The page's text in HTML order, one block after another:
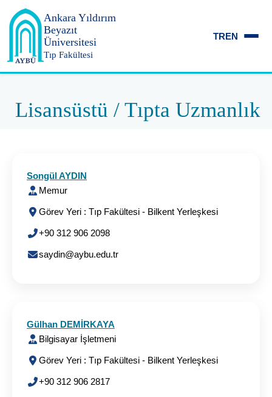
Ankara Yıldırım
Beyazıt
Üniversitesi
Tıp Fakültesi
TREN
Lisansüstü / Tıpta Uzmanlık
Songül AYDIN
Memur
Görev Yeri : Tıp Fakültesi - Bilkent Yerleşkesi
+90 312 906 2098
saydin@aybu.edu.tr
Gülhan DEMİRKAYA
Bilgisayar İşletmeni
Görev Yeri : Tıp Fakültesi - Bilkent Yerleşkesi
+90 312 906 2817